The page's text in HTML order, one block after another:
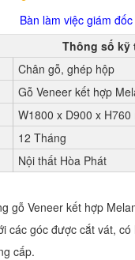
Bàn làm việc giám
Thông số kỹ
Chân gỗ, ghép hộp
Gỗ Veneer kết hợp
W1800 x D900 x H760
12 Tháng
Nội thất Hòa Phát
gỗ Veneer kết hợp
góc được cắt vát,
cấp.